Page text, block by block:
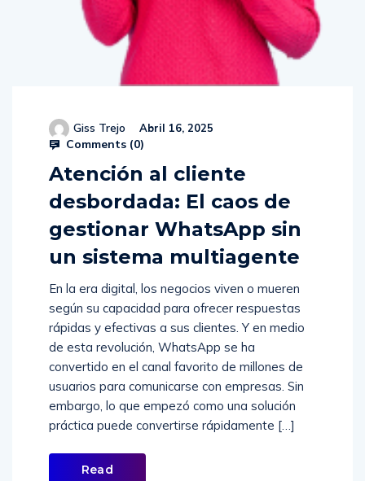
Giss Trejo Abril 16, 2025
Comments (0)
Atención al cliente
desbordada: El caos de
gestionar WhatsApp sin
un sistema multiagente
En la era digital, los negocios viven o mueren
según su capacidad para ofrecer respuestas
rápidas y efectivas a sus clientes. Y en medio
de esta revolución, WhatsApp se ha
convertido en el canal favorito de millones de
usuarios para comunicarse con empresas. Sin
embargo, lo que empezó como una solución
práctica puede convertirse rápidamente […]
Read